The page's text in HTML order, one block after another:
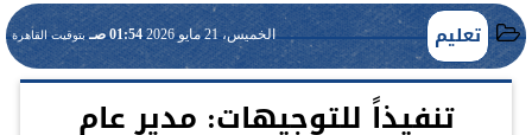
تعليم الخميس، 21 مايو 2026 01:54 صـ بتوقيت القاهرة
تنفيذاً للتوجيهات: مدير عام